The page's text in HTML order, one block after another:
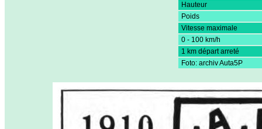
Hauteur
Poids
Vitesse maximale
0 - 100 km/h
1 km départ arreté
Foto: archiv Auta5P